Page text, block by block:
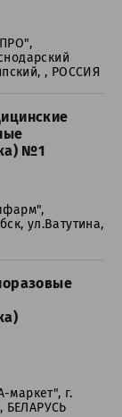
, РОССИЯ
№1
ул.Ватутина,
г.
БЕЛАРУСЬ